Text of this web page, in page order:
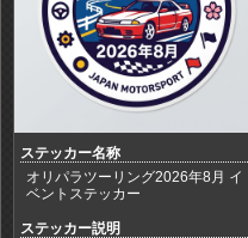
ステッカー名称
オリパラツーリング2026年8月 イ
ベントステッカー
ステッカー説明